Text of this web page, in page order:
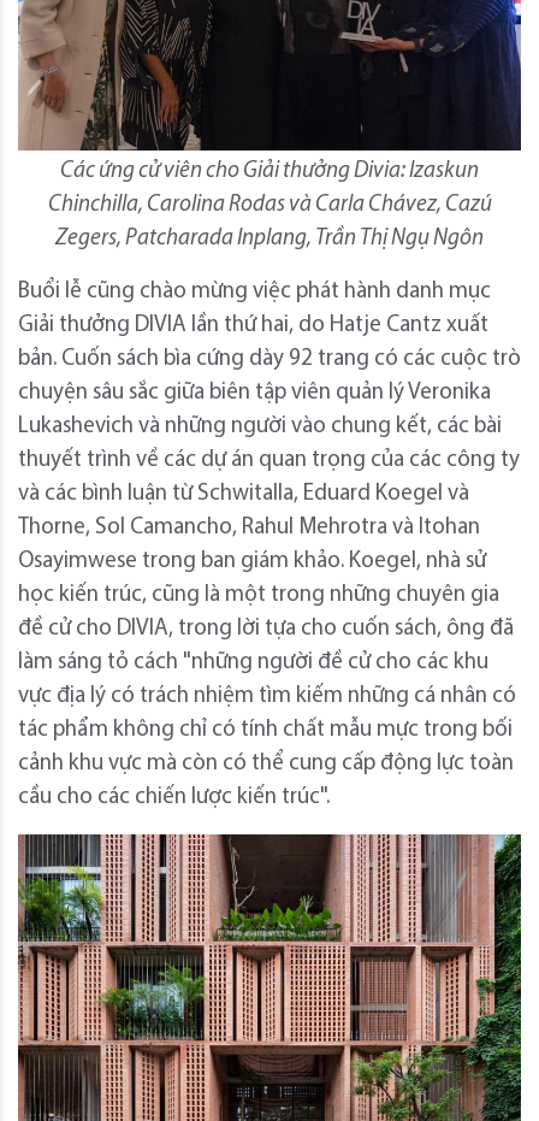
Các ứng cử viên cho Giải thưởng Divia: Izaskun
Chinchilla, Carolina Rodas và Carla Chávez, Cazú
Zegers, Patcharada Inplang, Trần Thị Ngụ Ngôn
Buổi lễ cũng chào mừng việc phát hành danh mục
Giải thưởng DIVIA lần thứ hai, do Hatje Cantz xuất
bản. Cuốn sách bìa cứng dày 92 trang có các cuộc trò
chuyện sâu sắc giữa biên tập viên quản lý Veronika
Lukashevich và những người vào chung kết, các bài
thuyết trình về các dự án quan trọng của các công ty
và các bình luận từ Schwitalla, Eduard Koegel và
Thorne, Sol Camancho, Rahul Mehrotra và Itohan
Osayimwese trong ban giám khảo. Koegel, nhà sử
học kiến ​​trúc, cũng là một trong những chuyên gia
đề cử cho DIVIA, trong lời tựa cho cuốn sách, ông đã
làm sáng tỏ cách "những người đề cử cho các khu
vực địa lý có trách nhiệm tìm kiếm những cá nhân có
tác phẩm không chỉ có tính chất mẫu mực trong bối
cảnh khu vực mà còn có thể cung cấp động lực toàn
cầu cho các chiến lược kiến ​​trúc".